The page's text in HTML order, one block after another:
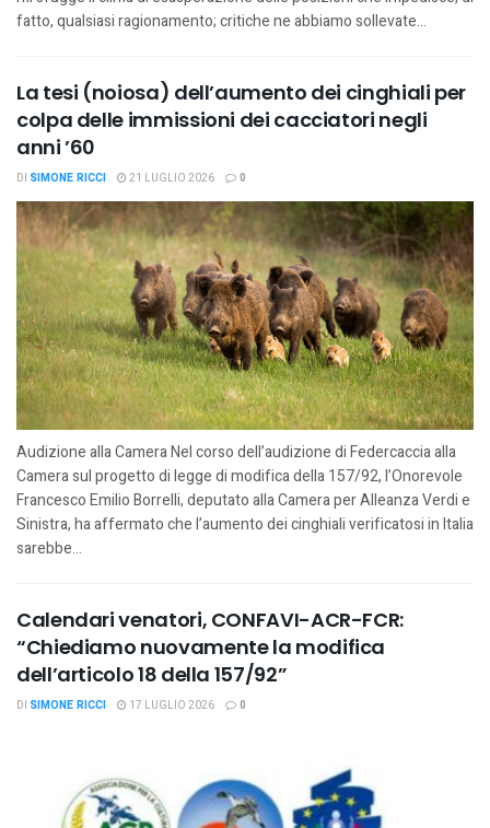
fatto, qualsiasi ragionamento; critiche ne abbiamo sollevate...
La tesi (noiosa) dell’aumento dei cinghiali per
colpa delle immissioni dei cacciatori negli
anni ’60
DI SIMONE RICCI 21 LUGLIO 2026 0
Audizione alla Camera Nel corso dell’audizione di Federcaccia alla
Camera sul progetto di legge di modifica della 157/92, l’Onorevole
Francesco Emilio Borrelli, deputato alla Camera per Alleanza Verdi e
Sinistra, ha affermato che l’aumento dei cinghiali verificatosi in Italia
sarebbe...
Calendari venatori, CONFAVI-ACR-FCR:
“Chiediamo nuovamente la modifica
dell’articolo 18 della 157/92”
DI SIMONE RICCI 17 LUGLIO 2026 0